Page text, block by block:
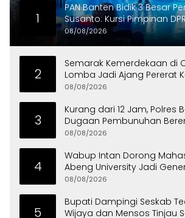
1
PAN Banten Bidik 3 Besar
Susanto: Kursi Pimpinan
08/08/2026
2
Semarak Kemerdekaan di
Lomba Jadi Ajang Pererat
Warga
08/08/2026
3
Kurang dari 12 Jam, Polres
Dugaan Pembunuhan
Tersangka Diciduk di
08/08/2026
4
Wabup Intan Dorong
Abeng University Jadi
08/08/2026
5
Bupati Dampingi Seskab
Wijaya dan Mensos Tinjau